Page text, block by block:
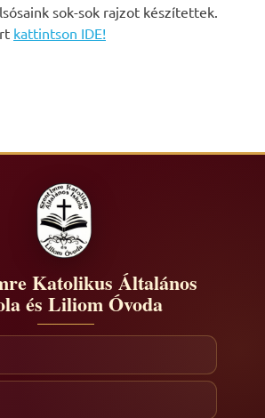
sok-sok rajzot készítettek.
kattintson IDE!
Katolikus Általános
és Liliom Óvoda